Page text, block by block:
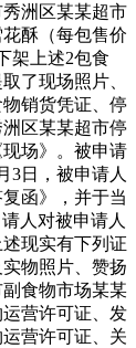
洲区某某超市
酥（每包售价
架上述2包食
了现场照片、
销货凭证、停
区某某超市停
场》。被申请
3日，被申请人
函》，并于当
人对被申请人
现实有下列证
物照片、赞扬
食物市场某某
营许可证、发
营许可证、关